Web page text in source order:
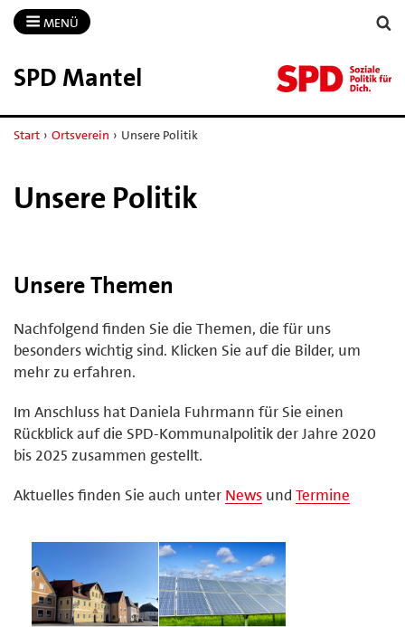
MENÜ
SPD Mantel
Start › Ortsverein › Unsere Politik
Unsere Politik
Unsere Themen
Nachfolgend finden Sie die Themen, die für uns
besonders wichtig sind. Klicken Sie auf die Bilder, um
mehr zu erfahren.
Im Anschluss hat Daniela Fuhrmann für Sie einen
Rückblick auf die SPD-Kommunalpolitik der Jahre 2020
bis 2025 zusammen gestellt.
Aktuelles finden Sie auch unter News und Termine